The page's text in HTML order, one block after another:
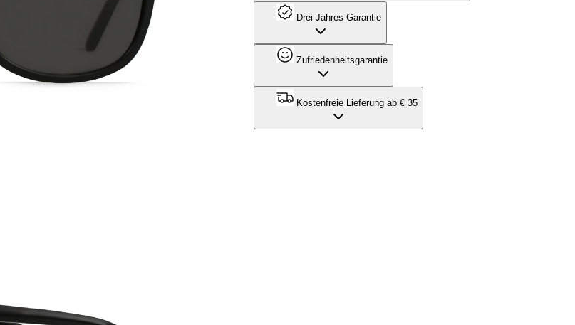
Drei-Jahres-Garantie
Zufriedenheitsgarantie
Kostenfreie Lieferung ab € 35